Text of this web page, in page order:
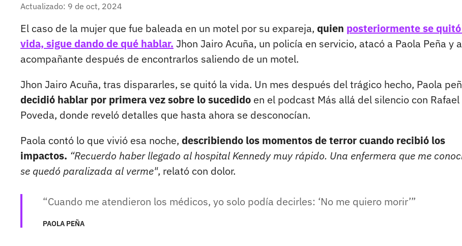
Actualizado: 9 de oct, 2024
El caso de la mujer que fue baleada en un motel por su expareja, quien posteriormente se
vida, sigue dando de qué hablar. Jhon Jairo Acuña, un policía en servicio, atacó a Paola Peña y
acompañante después de encontrarlos saliendo de un motel.
Jhon Jairo Acuña, tras dispararles, se quitó la vida. Un mes después del trágico hecho, Paola
decidió hablar por primera vez sobre lo sucedido en el podcast Más allá del silencio con Rafael
Poveda, donde reveló detalles que hasta ahora se desconocían.
Paola contó lo que vivió esa noche, describiendo los momentos de terror cuando recibió los
impactos. “Recuerdo haber llegado al hospital Kennedy muy rápido. Una enfermera que me
se quedó paralizada al verme", relató con dolor.
Cuando me atendieron los médicos, yo solo podía decirles: ‘No me quiero morir’
PAOLA PEÑA